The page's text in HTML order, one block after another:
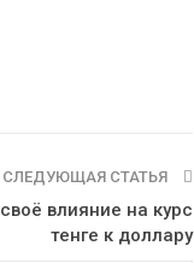
СЛЕДУЮЩАЯ СТАТЬЯ
влияние на курс
тенге к доллару